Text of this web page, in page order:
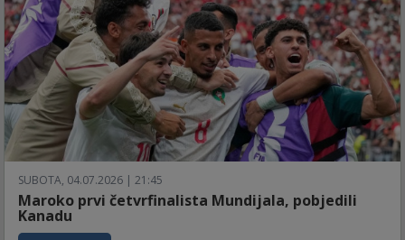
SUBOTA, 04.07.2026 | 21:45
Maroko prvi četvrfinalista Mundijala, pobjedili
Kanadu